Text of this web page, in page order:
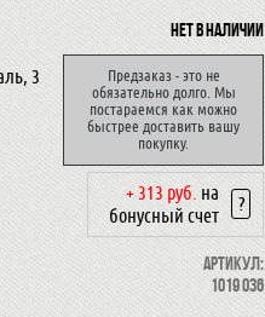
Нет в наличии
Предзаказ - это не
обязательно долго. Мы
постараемся как можно
быстрее доставить вашу
покупку.
+ 313 руб. на
бонусный счет
?
Артикул:
1019 036
3